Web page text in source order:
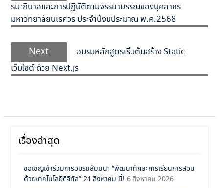
รมาภิบาลและการปฏิบัติตามจรรยาบรรณของบุคลากร
มหาวิทยาลัยนเรศวร ประจำปีงบประมาณ พ.ศ.2568
Next
อบรมหลักสูตรเริ่มต้นสร้าง Static
เว็บไซต์ ด้วย Next.js
เรื่องล่าสุด
ขอเชิญเข้าร่วมการอบรมสัมมนา “พัฒนาทักษะการเรียนการสอน
ด้วยเทคโนโลยีดิจิทัล” 24 สิงหาคม นี้! 6 สิงหาคม 2026